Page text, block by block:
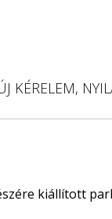
KÉRELEM,
kiállított